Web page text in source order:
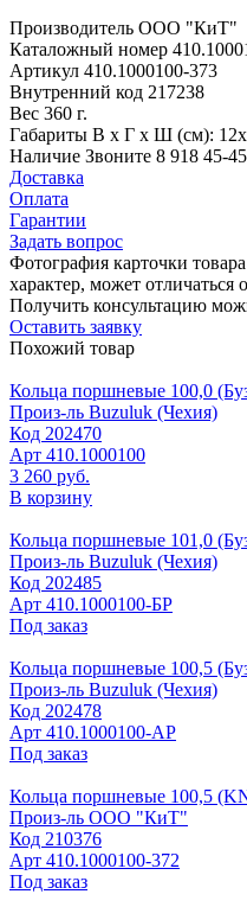
Производитель ООО "КиТ"
Каталожный номер
Артикул 410.1000100-373
Внутренний код 217238
Вес 360 г.
Габариты В х Г х Ш (см):
Наличие Звоните 8 918 45-
Доставка
Оплата
Гарантии
Задать вопрос
Фотография карточки
характер, может отличаться
Получить консультацию
Оставить заявку
Похожий товар
Кольца поршневые 100,0
Произ-ль Buzuluk (Чехия)
Код 202470
Арт 410.1000100
3 260 руб.
В корзину
Кольца поршневые 101,0
Произ-ль Buzuluk (Чехия)
Код 202485
Арт 410.1000100-БР
Под заказ
Кольца поршневые 100,5
Произ-ль Buzuluk (Чехия)
Код 202478
Арт 410.1000100-АР
Под заказ
Кольца поршневые 100,5
Произ-ль ООО "КиТ"
Код 210376
Арт 410.1000100-372
Под заказ